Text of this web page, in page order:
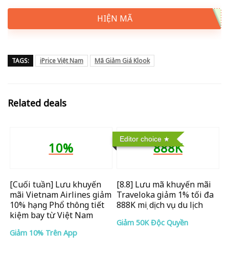
HIỆN MÃ
TAGS: iPrice Việt Nam Mã Giảm Giá Klook
Related deals
10%
[Cuối tuần] Lưu khuyến
mãi Vietnam Airlines giảm
10% hạng Phổ thông tiết
kiệm bay từ Việt Nam
Giảm 10% Trên App
Editor choice
888K
[8.8] Lưu mã khuyến mãi
Traveloka giảm 1% tối đa
888K mọi dịch vụ du lịch
Giảm 50K Độc Quyền